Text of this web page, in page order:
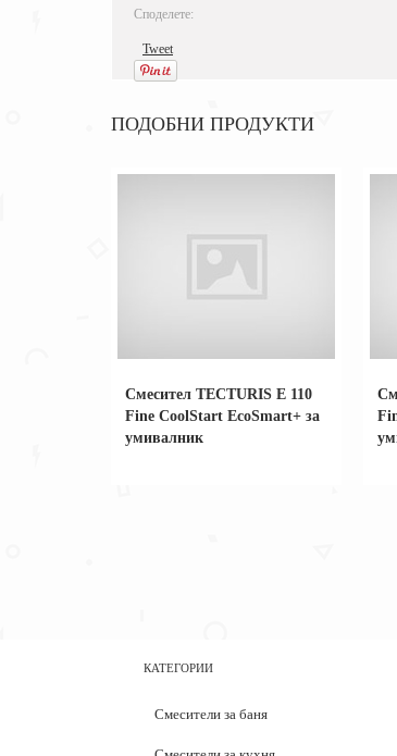
Споделете:
Tweet
ПОДОБНИ ПРОДУКТИ
Смесител TECTURIS Е 110
Fine CoolStart EcoSmart+ за
умивалник
КАТЕГОРИИ
Смесители за баня